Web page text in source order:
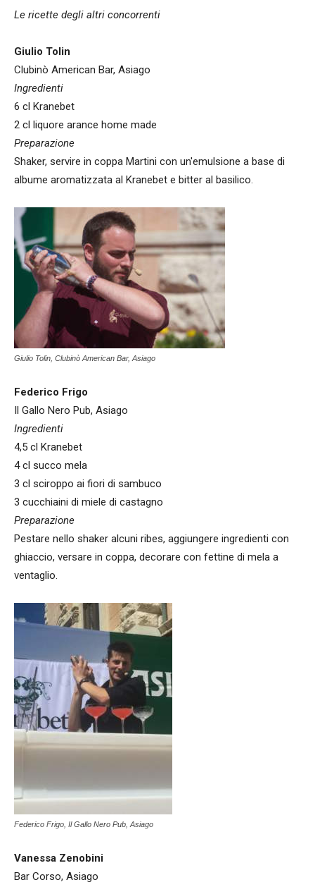
Le ricette degli altri concorrenti
Giulio Tolin
Clubinò American Bar, Asiago
Ingredienti
6 cl Kranebet
2 cl liquore arance home made
Preparazione
Shaker, servire in coppa Martini con un'emulsione a base di
albume aromatizzata al Kranebet e bitter al basilico.
Giulio Tolin, Clubinò American Bar, Asiago
Federico Frigo
Il Gallo Nero Pub, Asiago
Ingredienti
4,5 cl Kranebet
4 cl succo mela
3 cl sciroppo ai fiori di sambuco
3 cucchiaini di miele di castagno
Preparazione
Pestare nello shaker alcuni ribes, aggiungere ingredienti con
ghiaccio, versare in coppa, decorare con fettine di mela a
ventaglio.
Federico Frigo, Il Gallo Nero Pub, Asiago
Vanessa Zenobini
Bar Corso, Asiago